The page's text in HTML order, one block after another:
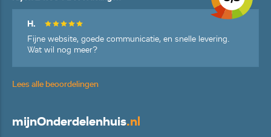
H.
Fijne website, goede communicatie, en snelle levering.
Wat wil nog meer?
Lees alle beoordelingen
mijnOnderdelenhuis.nl